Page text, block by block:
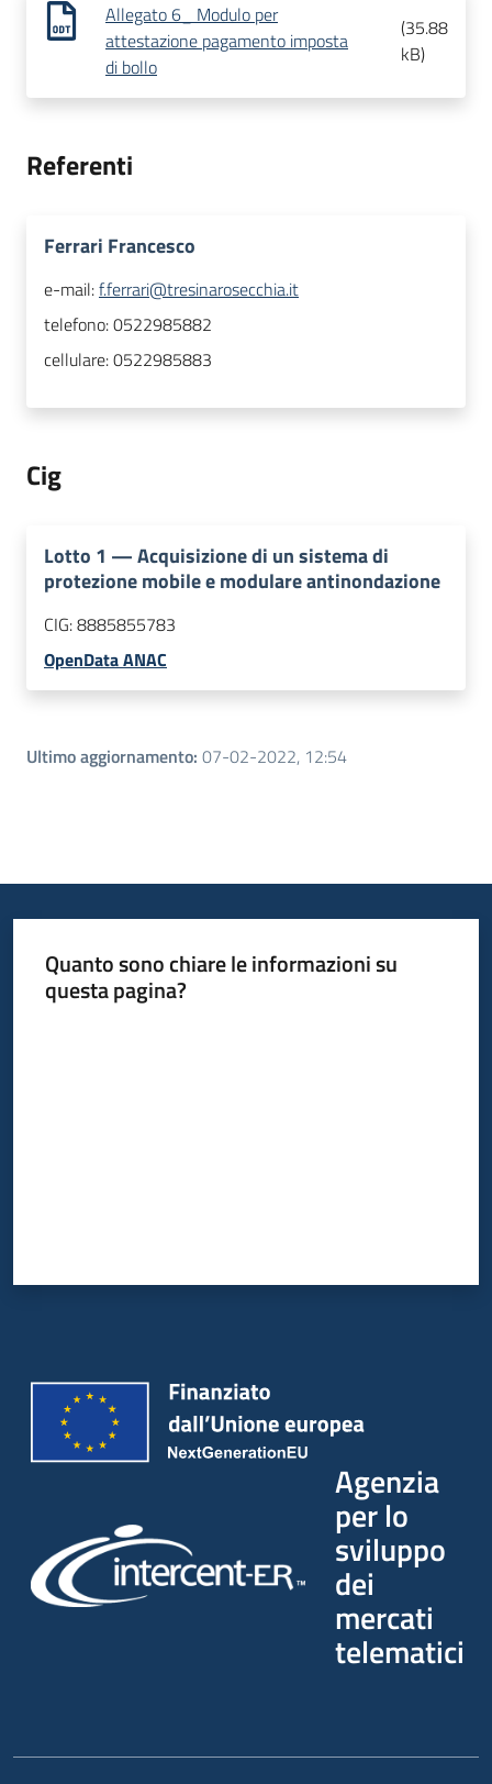
Allegato 6_ Modulo per
attestazione pagamento imposta
di bollo
(35.88
kB)
Referenti
Ferrari Francesco
e-mail:f.ferrari@tresinarosecchia.it
telefono:0522985882
cellulare:0522985883
Cig
Lotto 1 —Acquisizione di un sistema di
protezione mobile e modulare antinondazione
CIG:8885855783
OpenData ANAC
Ultimo aggiornamento: 07-02-2022, 12:54
Quanto sono chiare le informazioni su
questa pagina?
Agenzia
per lo
sviluppo
dei
mercati
telematici